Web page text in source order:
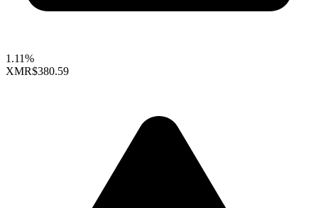
1.11%
XMR$380.59